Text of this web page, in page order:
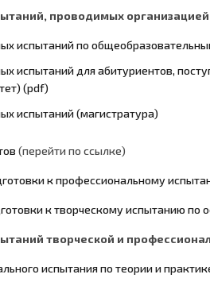
проводимых организацией
испытаний по
испытаний для абитуриентов,
(pdf)
х испытаний (магистратура)
(перейти по ссылке)
к профессиональному
к творческому испытанию по
творческой и
испытания по теории и